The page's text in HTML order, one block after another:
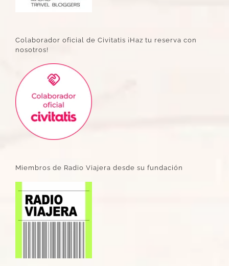
Colaborador oficial de Civitatis ¡Haz tu reserva con
nosotros!
Miembros de Radio Viajera desde su fundación